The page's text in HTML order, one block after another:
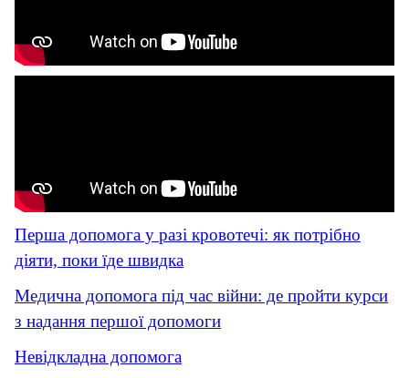
Перша допомога у разі кровотечі: як потрібно
діяти, поки їде швидка
Медична допомога під час війни: де пройти курси
з надання першої допомоги
Невідкладна допомога